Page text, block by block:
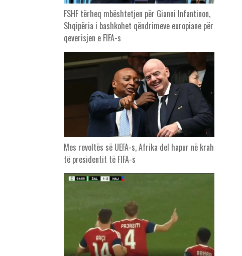
FSHF tërheq mbështetjen për Gianni Infantinon,
Shqipëria i bashkohet qëndrimeve europiane për
qeverisjen e FIFA-s
Mes revoltës së UEFA-s, Afrika del hapur në krah
të presidentit të FIFA-s